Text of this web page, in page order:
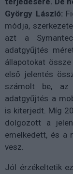
György László:
módja,
azt a
adatgyűjtés
állapotokat
első jelentés
számolt be,
adatgyűjtés a
is kiterjedt. Míg
dolgozott a
emelkedett, és a
vesz.
Jól érzékeltetik